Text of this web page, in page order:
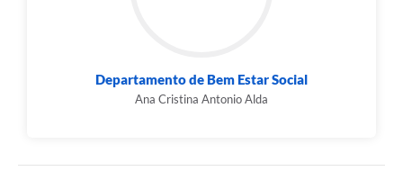
Departamento de Bem Estar Social
Ana Cristina Antonio Alda